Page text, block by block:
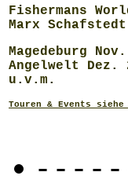
Fishermans
Marx
Magedeburg
Angelwelt Dez.
u.v.m.
Touren & Events
- - - - -